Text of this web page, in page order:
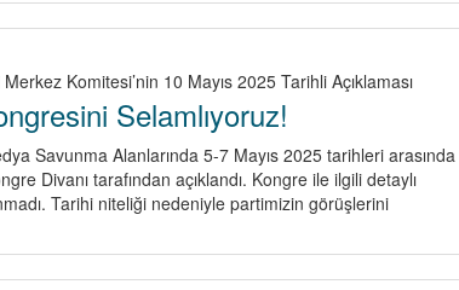
Komitesi’nin 10 Mayıs 2025 Tarihli Açıklaması
Selamlıyoruz!
Savunma Alanlarında 5-7 Mayıs 2025 tarihleri arasında
Divanı tarafından açıklandı. Kongre ile ilgili detaylı
Tarihi niteliği nedeniyle partimizin görüşlerini